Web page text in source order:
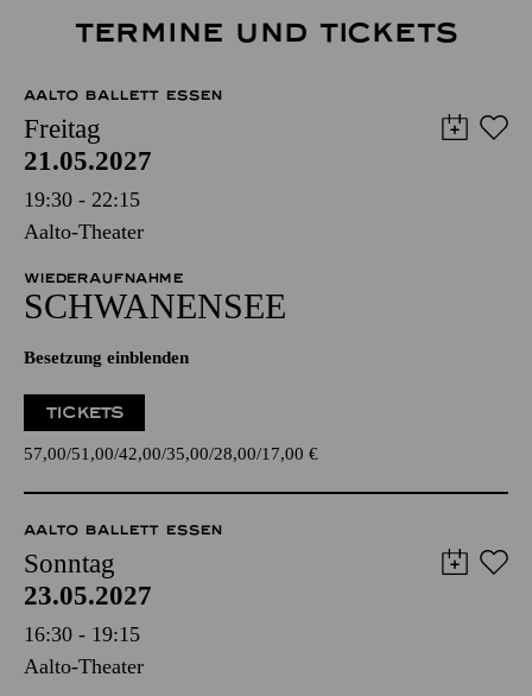
TERMINE UND TICKETS
AALTO BALLETT ESSEN
Freitag
21.05.2027
19:30 - 22:15
Aalto-Theater
WIEDERAUFNAHME
SCHWANEN­SEE
Besetzung einblenden
TICKETS
57,00 51,00 42,00 35,00 28,00 17,00 €
AALTO BALLETT ESSEN
Sonntag
23.05.2027
16:30 - 19:15
Aalto-Theater